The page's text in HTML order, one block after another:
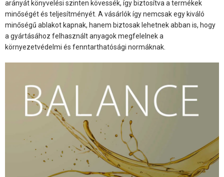
arányát könyvelési szinten kövessék, így biztosítva a termékek
minőségét és teljesítményét. A vásárlók így nemcsak egy kiváló
minőségű ablakot kapnak, hanem biztosak lehetnek abban is, hogy
a gyártásához felhasznált anyagok megfelelnek a
környezetvédelmi és fenntarthatósági normáknak.